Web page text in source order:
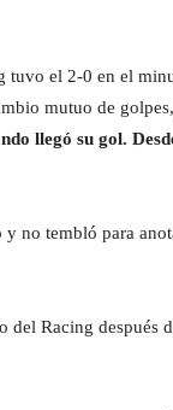
tuvo el 2-0 en el
mutuo de
llegó su gol.
y no tembló para
del Racing después